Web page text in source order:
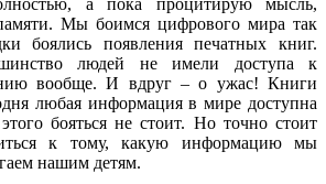
а пока процитирую мысль,
Мы боимся цифрового мира так
боялись появления печатных книг.
людей не имели доступа к
вообще. И вдруг – о ужас! Книги
любая информация в мире доступна
бояться не стоит. Но точно стоит
к тому, какую информацию мы
нашим детям.